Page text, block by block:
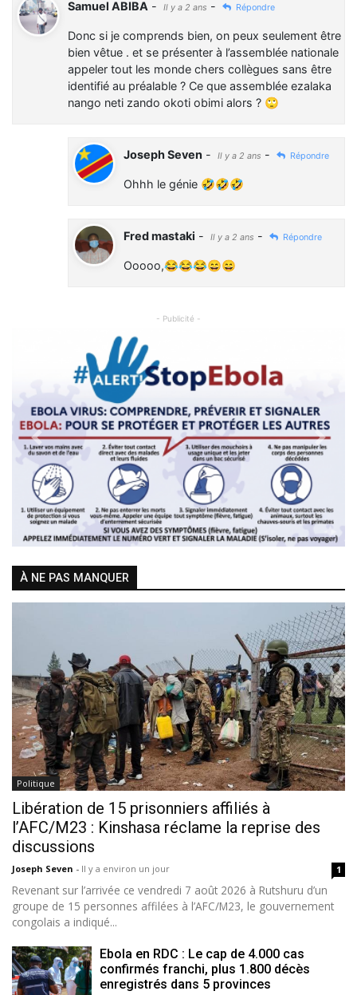
Samuel ABIBA - Il y a 2 ans - Répondre
Donc si je comprends bien, on peux seulement être
bien vêtue . et se présenter à l’assemblée nationale
appeler tout les monde chers collègues sans être
identifié au préalable ? Ce que assemblée ezalaka
nango neti zando okoti obimi alors ? 🙄
Joseph Seven - Il y a 2 ans - Répondre
Ohhh le génie 🤣🤣🤣
Fred mastaki - Il y a 2 ans - Répondre
Ooooo,😂😂😂😄😄
- Publicité -
Previous Next
À NE PAS MANQUER
Politique
Libération de 15 prisonniers affiliés à
l’AFC/M23 : Kinshasa réclame la reprise des
discussions
Joseph Seven - Il y a environ un jour 1
Revenant sur l’arrivée ce vendredi 7 août 2026 à Rutshuru d’un
groupe de 15 personnes affilées à l’AFC/M23, le gouvernement
congolais a indiqué...
Ebola en RDC : Le cap de 4.000 cas
confirmés franchi, plus 1.800 décès
enregistrés dans 5 provinces